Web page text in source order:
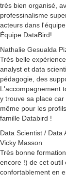
très bien organisé,
professinalisme
acteurs dans
Équipe DataBird!
Nathalie Gesualda
Très belle
analyst et data
pédagogie, des
L'accompagnement
y trouve sa place car
même pour les
famille Databird !
Data Scientist / Data
Vicky Masson
Très bonne
encore !) de cet outil
confortablement en